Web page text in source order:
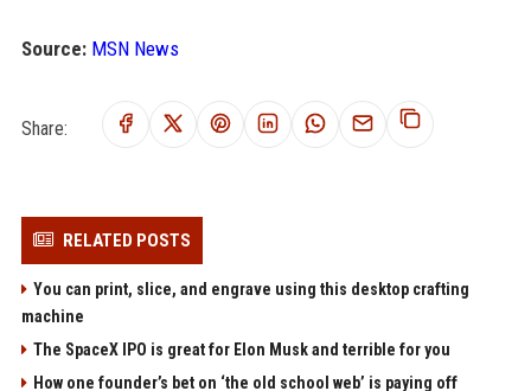
Source: MSN News
Share:
RELATED POSTS
You can print, slice, and engrave using this desktop crafting
machine
The SpaceX IPO is great for Elon Musk and terrible for you
How one founder’s bet on ‘the old school web’ is paying off